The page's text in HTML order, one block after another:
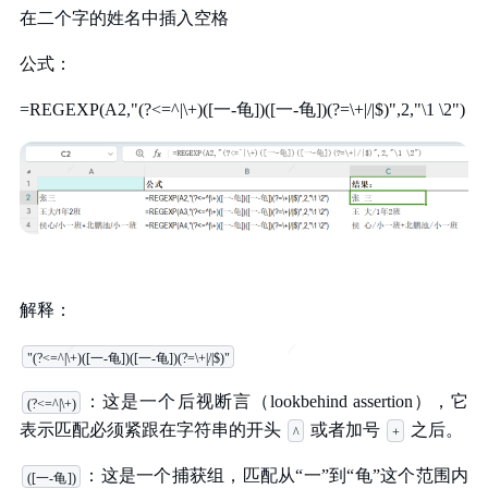
在二个字的姓名中插入空格
公式：
=REGEXP(A2,"(?<=^|\+)([一-龟])([一-龟])(?=\+|/|$)",2,"\1 \2")
解释：
"(?<=^|\+)([一-龟])([一-龟])(?=\+|/|$)"
(?<=^|\+)
：这是一个后视断言（lookbehind assertion），它
表示匹配必须紧跟在字符串的开头
^ 或者加号 + 之后。
([一-龟]) ：这是一个捕获组，匹配从“一”到“龟”这个范围内